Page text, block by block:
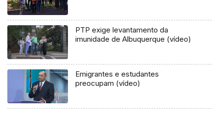
PTP exige levantamento da
imunidade de Albuquerque (vídeo)
Emigrantes e estudantes
preocupam (vídeo)